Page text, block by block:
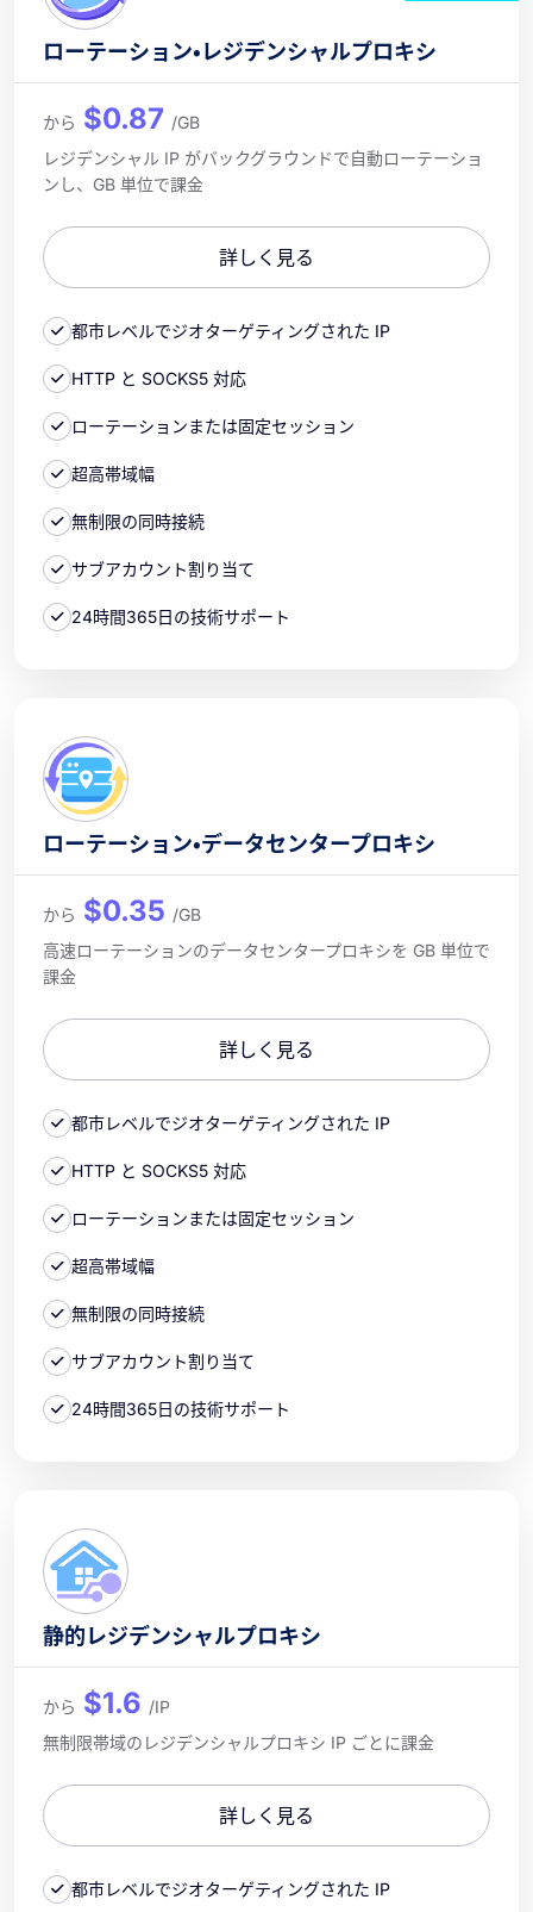
ローテーション・レジデンシャルプロキシ
から $0.87 /GB
レジデンシャル IP がバックグラウンドで自動ローテーショ
ンし、GB 単位で課金
詳しく見る
都市レベルでジオターゲティングされた IP
HTTP と SOCKS5 対応
ローテーションまたは固定セッション
超高帯域幅
無制限の同時接続
サブアカウント割り当て
24時間365日の技術サポート
ローテーション・データセンタープロキシ
から $0.35 /GB
高速ローテーションのデータセンタープロキシを GB 単位で
課金
詳しく見る
都市レベルでジオターゲティングされた IP
HTTP と SOCKS5 対応
ローテーションまたは固定セッション
超高帯域幅
無制限の同時接続
サブアカウント割り当て
24時間365日の技術サポート
静的レジデンシャルプロキシ
から $1.6 /IP
無制限帯域のレジデンシャルプロキシ IP ごとに課金
詳しく見る
都市レベルでジオターゲティングされた IP